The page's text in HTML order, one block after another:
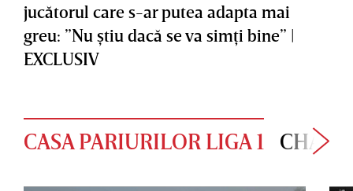
jucătorul care s-ar putea adapta mai
greu: ”Nu ştiu dacă se va simţi bine” |
EXCLUSIV
CASA PARIURILOR LIGA 1